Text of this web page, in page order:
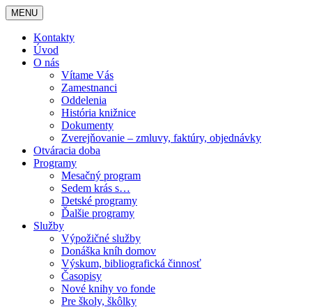
MENU
Kontakty
Úvod
O nás
Vítame Vás
Zamestnanci
Oddelenia
História knižnice
Dokumenty
Zverejňovanie – zmluvy, faktúry, objednávky
Otváracia doba
Programy
Mesačný program
Sedem krás s…
Detské programy
Ďalšie programy
Služby
Výpožičné služby
Donáška kníh domov
Výskum, bibliografická činnosť
Časopisy
Nové knihy vo fonde
Pre školy, škôlky